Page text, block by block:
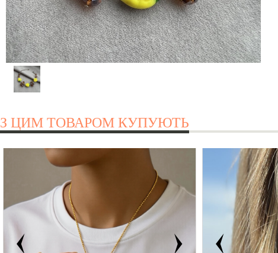
З ЦИМ ТОВАРОМ КУПУЮТЬ